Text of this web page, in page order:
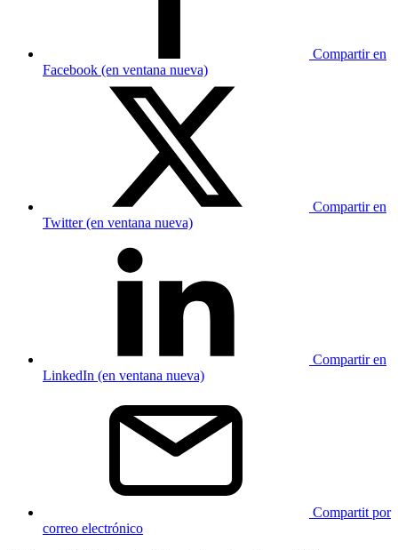
Compartir en
Facebook (en ventana nueva)
Compartir en
Twitter (en ventana nueva)
Compartir en
LinkedIn (en ventana nueva)
Compartit por
correo electrónico